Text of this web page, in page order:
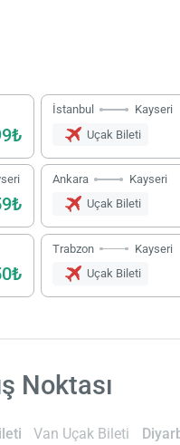
İstanbul
Kayseri
Uçak Bileti
Ankara
Kayseri
Uçak Bileti
Trabzon
Kayseri
Uçak Bileti
Noktası
Van Uçak Bileti